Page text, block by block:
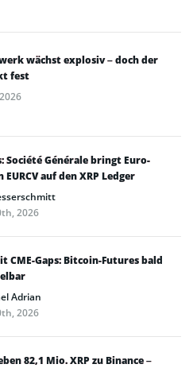
wächst explosiv – doch der
fest
Société Générale bringt Euro-
auf den XRP Ledger
2026
CME-Gaps: Bitcoin-Futures bald
Adrian
2026
82,1 Mio. XRP zu Binance –